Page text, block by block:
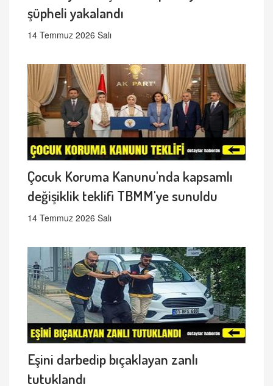
şüpheli yakalandı
14 Temmuz 2026 Salı
Çocuk Koruma Kanunu'nda kapsamlı
değişiklik teklifi TBMM'ye sunuldu
14 Temmuz 2026 Salı
Eşini darbedip bıçaklayan zanlı
tutuklandı